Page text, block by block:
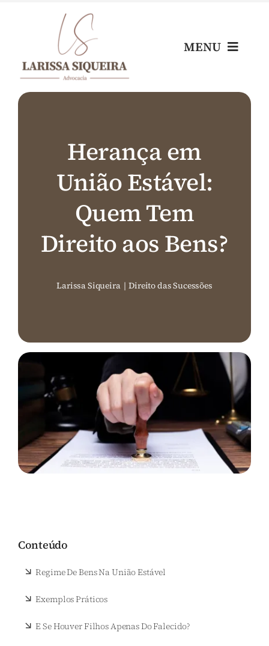
MENU
Home
Nossos Profissionais
Áreas de Atuação
Perguntas Frequentes (FAQ)
Contato
Herança em
União Estável:
Quem Tem
Direito aos Bens?
Larissa Siqueira | Direito das Sucessões
Conteúdo
Regime De Bens Na União Estável
Exemplos Práticos
E Se Houver Filhos Apenas Do Falecido?